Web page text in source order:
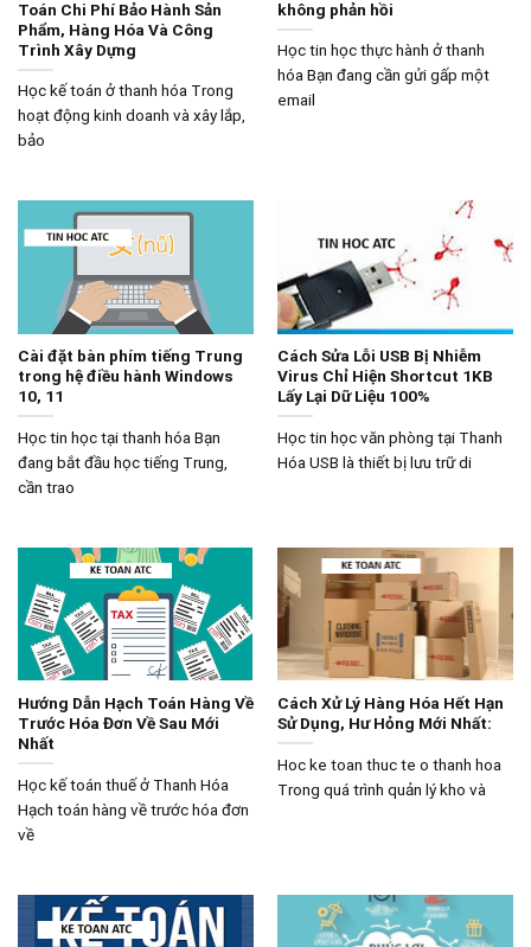
Toán Chi Phí Bảo Hành Sản
Phẩm, Hàng Hóa Và Công
Trình Xây Dựng
Học kế toán ở thanh hóa Trong
hoạt động kinh doanh và xây lắp,
bảo
không phản hồi
Học tin học thực hành ở thanh
hóa Bạn đang cần gửi gấp một
email
Cài đặt bàn phím tiếng Trung
trong hệ điều hành Windows
10, 11
Học tin học tại thanh hóa Bạn
đang bắt đầu học tiếng Trung,
cần trao
Cách Sửa Lỗi USB Bị Nhiễm
Virus Chỉ Hiện Shortcut 1KB
Lấy Lại Dữ Liệu 100%
Học tin học văn phòng tại Thanh
Hóa USB là thiết bị lưu trữ di
Hướng Dẫn Hạch Toán Hàng Về
Trước Hóa Đơn Về Sau Mới
Nhất
Học kế toán thuế ở Thanh Hóa
Hạch toán hàng về trước hóa đơn
về
Cách Xử Lý Hàng Hóa Hết Hạn
Sử Dụng, Hư Hỏng Mới Nhất:
Hoc ke toan thuc te o thanh hoa
Trong quá trình quản lý kho và